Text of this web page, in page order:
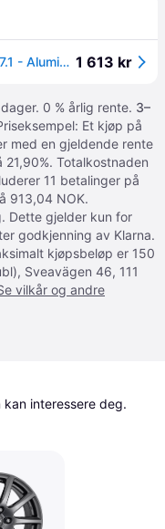
Dezent KF Silver 7x16 5/112 ET43 B57.1 - Aluminiumfelger 1 613 kr
0 % årlig rente. 3–
Et kjøp på
med en gjeldende rente
Totalkostnaden
11 betalinger på
913,04 NOK.
Dette gjelder kun for
godkjenning av Klarna.
kjøpsbeløp er 150
Sveavägen 46, 111
vilkår og andre